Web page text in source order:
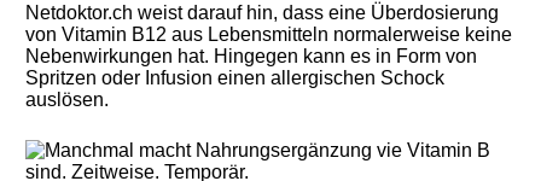
Netdoktor.ch weist darauf hin, dass eine Überdosierung
von Vitamin B12 aus Lebensmitteln normalerweise keine
Nebenwirkungen hat. Hingegen kann es in Form von
Spritzen oder Infusion einen allergischen Schock
auslösen.